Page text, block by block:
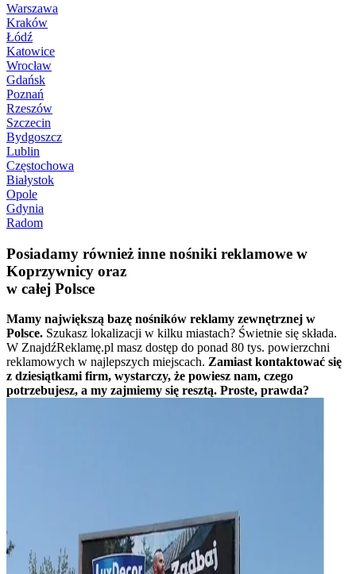
Warszawa
Kraków
Łódź
Katowice
Wrocław
Gdańsk
Poznań
Rzeszów
Szczecin
Bydgoszcz
Lublin
Częstochowa
Białystok
Opole
Gdynia
Radom
Posiadamy również inne nośniki reklamowe w
Koprzywnicy oraz
w całej Polsce
Mamy największą bazę nośników reklamy zewnętrznej w
Polsce. Szukasz lokalizacji w kilku miastach? Świetnie się składa.
W ZnajdźReklamę.pl masz dostęp do ponad 80 tys. powierzchni
reklamowych w najlepszych miejscach. Zamiast kontaktować się
z dziesiątkami firm, wystarczy, że powiesz nam, czego
potrzebujesz, a my zajmiemy się resztą. Proste, prawda?